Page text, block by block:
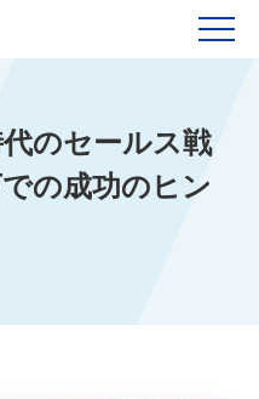
のセールス戦
の成功のヒン